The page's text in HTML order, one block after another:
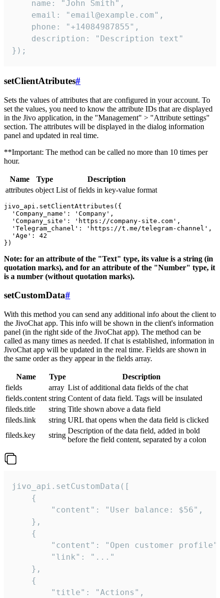
    name: "John Smith",
    email: "email@example.com",
    phone: "+14084987855",
    description: "Description text"
});
setClientAtributes#
Sets the values ​​of attributes that are configured in your account. To
set the values, you need to know the attribute IDs that are displayed
in the Jivo application, in the "Management" > "Attribute settings"
section. The attributes will be displayed in the dialog information
panel and updated in real time.
**Important: The method can be called no more than 10 times per
hour.
Name Type
Description
attributes object List of fields in key-value format
jivo_api.setClientAttributes({
  'Company_name': 'Company',
  'Company_site': 'https://company-site.com',
  'Telegram_chanel': 'https://t.me/telegram-channel',
  'Age': 42
Note: for an attribute of the "Text" type, its value is a string (in
quotation marks), and for an attribute of the "Number" type, it
is a number (without quotation marks).
setCustomData#
With this method you can send any additional info about the client to
the JivoChat app. This info will be shown in the client's information
panel (in the right side of the JivoChat app). The method can be
called as many times as needed. If chat is established, information in
JivoChat app will be updated in the real time. Fields are shown in
the same order as they appear in the fields array.
Name Type
Description
fields
array List of additional data fields of the chat
fields.content string Content of data field. Tags will be insulated
fileds.title
string Title shown above a data field
fileds.link
string URL that opens when the data field is clicked
fileds.key
string
Description of the data field, added in bold
before the field content, separated by a colon
jivo_api.setCustomData([
    {
        "content": "User balance: $56",
    },
    {
"content": "Open customer
        "link": "..."
    },
    {
        "title": "Actions",